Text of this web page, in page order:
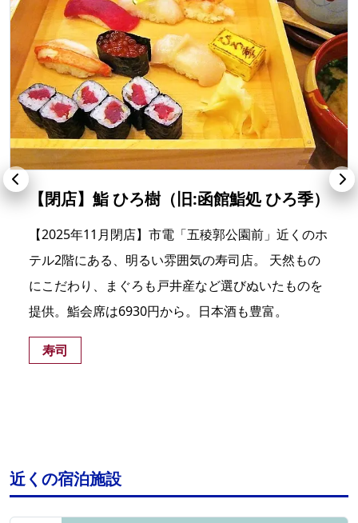
【閉店】鮨 ひろ樹（旧:函館鮨処 ひろ季）
【2025年11月閉店】市電「五稜郭公園前」近くのホ
テル2階にある、明るい雰囲気の寿司店。 天然もの
にこだわり、まぐろも戸井産など選びぬいたものを
提供。鮨会席は6930円から。日本酒も豊富。
寿司
近くの宿泊施設